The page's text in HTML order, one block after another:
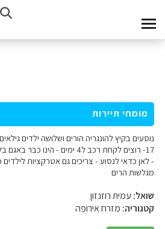
מומחי תיירות
17- רוצים לקחת רכב ל4 ימים - הינו כבר
- לאן כדאי לנסוע - צריכים גם אטרקציות לילדים
מגלשות הרים
שואל: עמית רוזנזון
קטגוריה: מזרח אירופה